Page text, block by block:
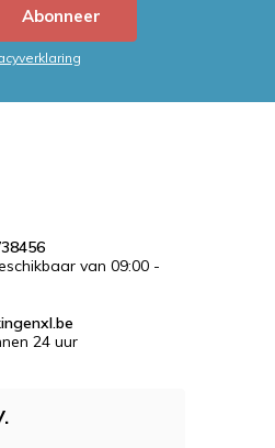
Abonneer
van 09:00 -
24 uur